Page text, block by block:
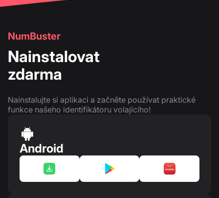
NumBuster
Nainstalovat
zdarma
Nainstalujte si aplikaci a začněte používat praktické
funkce našeho identifikátoru volajícího!
Android